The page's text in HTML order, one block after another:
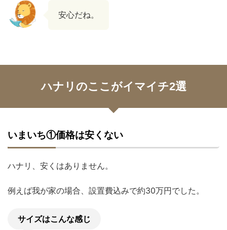
安心だね。
ハナリのここがイマイチ2選
いまいち①価格は安くない
ハナリ、安くはありません。
例えば我が家の場合、設置費込みで約30万円でした。
サイズはこんな感じ